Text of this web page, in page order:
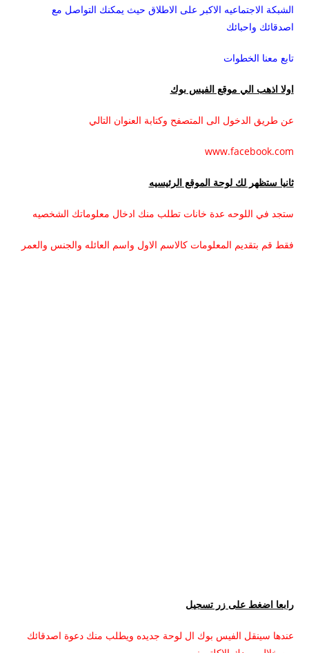
الشبكة الاجتماعيه الاكبر على الاطلاق حيث يمكنك التواصل مع
اصدقائك واحبائك
تابع معنا الخطوات
اولا اذهب الي موقع الفيس بوك
عن طريق الدخول الى المتصفح وكتابة العنوان التالي
www.facebook.com
ثانيا ستظهر لك لوحة الموقع الرئيسيه
ستجد في اللوحه عدة خانات تطلب منك ادخال معلوماتك الشخصيه
فقط قم بتقديم المعلومات كالاسم الاول واسم العائله والجنس والعمر
رابعا اضغط على زر تسجيل
عندها سينقل الفيس بوك ال لوحة جديده ويطلب منك دعوة اصدقائك